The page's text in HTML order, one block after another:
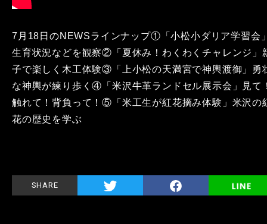
7月18日のNEWSラインナップ①「小松小ダリア学習会
生育状況などを観察②「夏休み！わくわくチャレンジ」
子で楽しく木工体験③「上小松の天満宮で神輿渡御」勇
な神輿が練り歩く④「米沢牛革ランドセル展示会」見て
触れて！背負って！⑤「米工生が紅花摘み体験」米沢の
花の歴史を学ぶ
SHARE